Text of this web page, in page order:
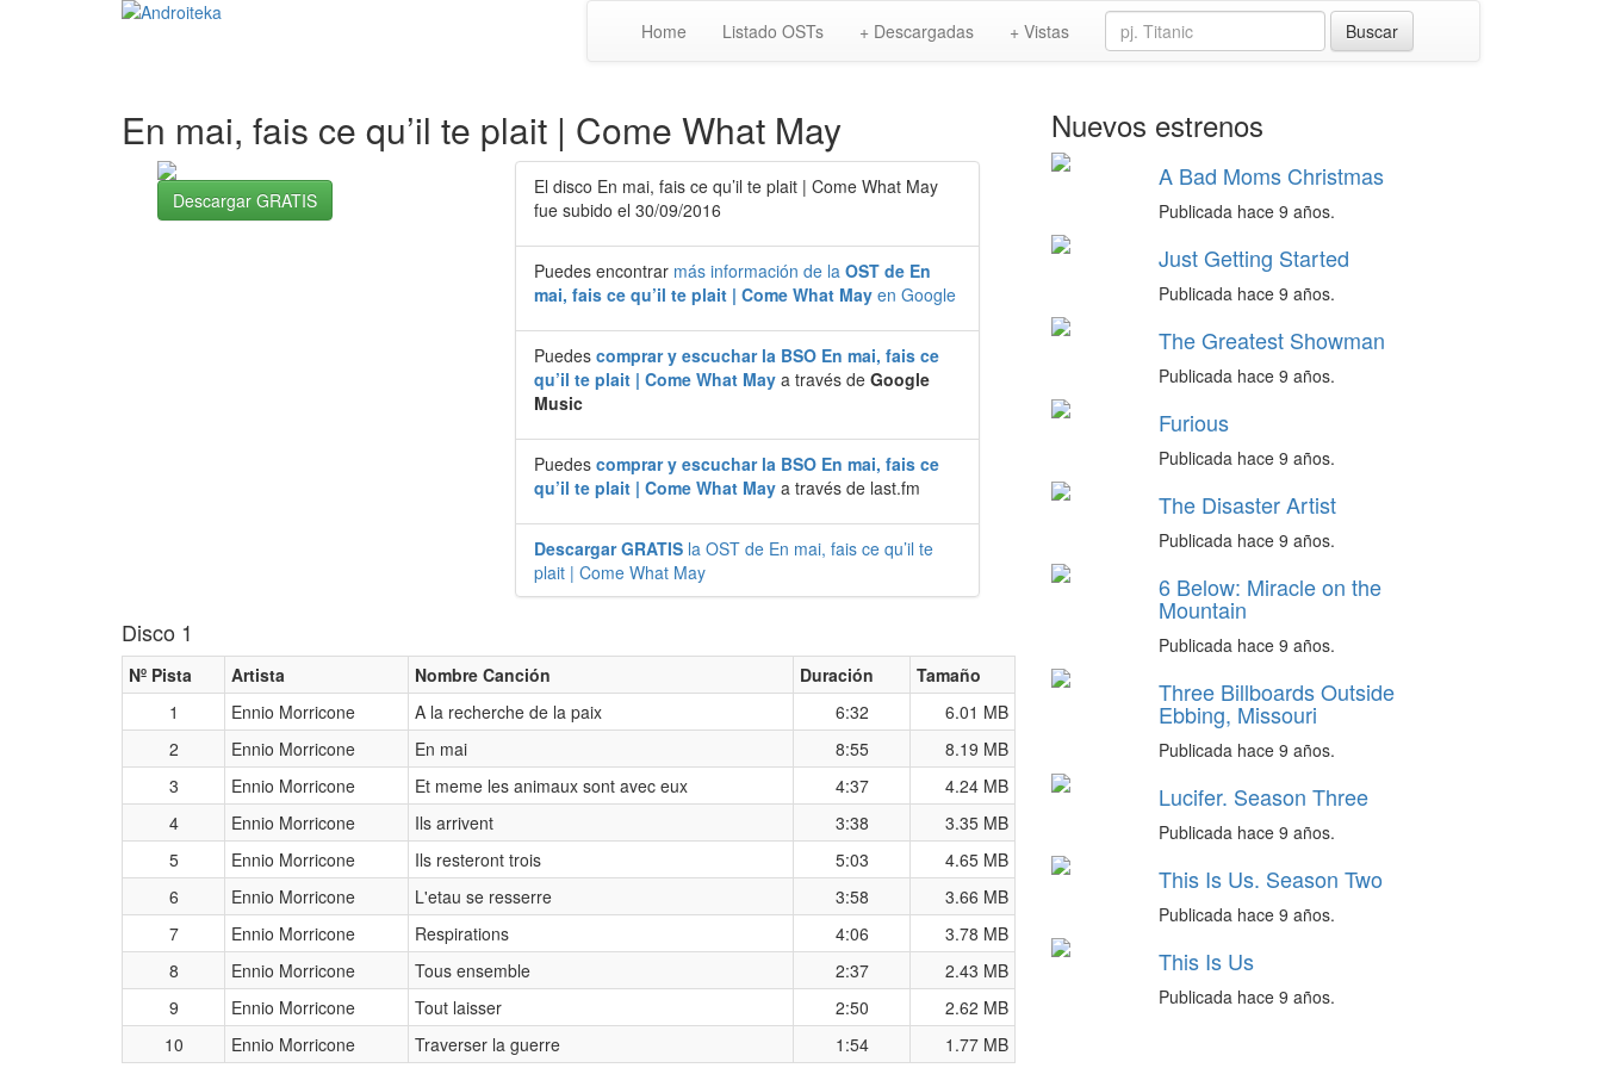
Home Listado OSTs + Descargadas + Vistas
En mai, fais ce qu’il te plait | Come What May
Descargar GRATIS
El disco En mai, fais ce qu’il te plait | Come What May
fue subido el 30/09/2016
Puedes encontrar más información de la OST de En
mai, fais ce qu’il te plait | Come What May en Google
Puedes comprar y escuchar la BSO En mai, fais ce
qu’il te plait | Come What May a través de Google
Music
Puedes comprar y escuchar la BSO En mai, fais ce
qu’il te plait | Come What May a través de last.fm
Descargar GRATIS la OST de En mai, fais ce qu’il te
plait | Come What May
Disco 1
Nº Pista Artista Nombre Canción Duración
Tamaño
1
Ennio Morricone A la recherche de la paix 6:32
6.01 MB
2
Ennio Morricone En mai 8:55
8.19 MB
3
Ennio Morricone Et meme les animaux sont avec eux 4:37
4.24 MB
4
Ennio Morricone Ils arrivent 3:38
3.35 MB
5
Ennio Morricone Ils resteront trois 5:03
4.65 MB
6
Ennio Morricone L'etau se resserre 3:58
3.66 MB
7
Ennio Morricone Respirations 4:06
3.78 MB
8
Ennio Morricone Tous ensemble 2:37
2.43 MB
9
Ennio Morricone Tout laisser 2:50
2.62 MB
10
Ennio Morricone Traverser la guerre 1:54 1.77 MB
Nuevos estrenos
A Bad Moms Christmas
Publicada hace 9 años.
Just Getting Started
Publicada hace 9 años.
The Greatest Showman
Publicada hace 9 años.
Furious
Publicada hace 9 años.
The Disaster Artist
Publicada hace 9 años.
6 Below: Miracle on the
Mountain
Publicada hace 9 años.
Three Billboards Outside
Ebbing, Missouri
Publicada hace 9 años.
Lucifer. Season Three
Publicada hace 9 años.
This Is Us. Season Two
Publicada hace 9 años.
This Is Us
Publicada hace 9 años.